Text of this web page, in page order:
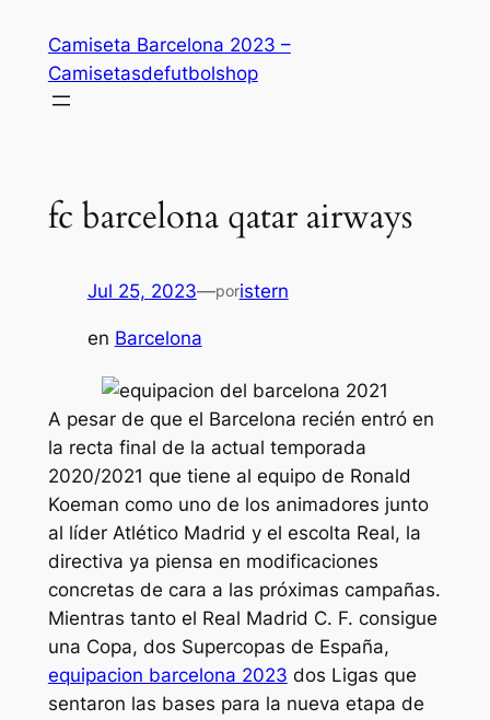
contenido
Camiseta Barcelona 2023 –
Camisetasdefutbolshop
fc barcelona qatar airways
Jul 25, 2023—poristern
en Barcelona
A pesar de que el Barcelona recién entró en
la recta final de la actual temporada
2020/2021 que tiene al equipo de Ronald
Koeman como uno de los animadores junto
al líder Atlético Madrid y el escolta Real, la
directiva ya piensa en modificaciones
concretas de cara a las próximas campañas.
Mientras tanto el Real Madrid C. F. consigue
una Copa, dos Supercopas de España,
equipacion barcelona 2023 dos Ligas que
sentaron las bases para la nueva etapa de